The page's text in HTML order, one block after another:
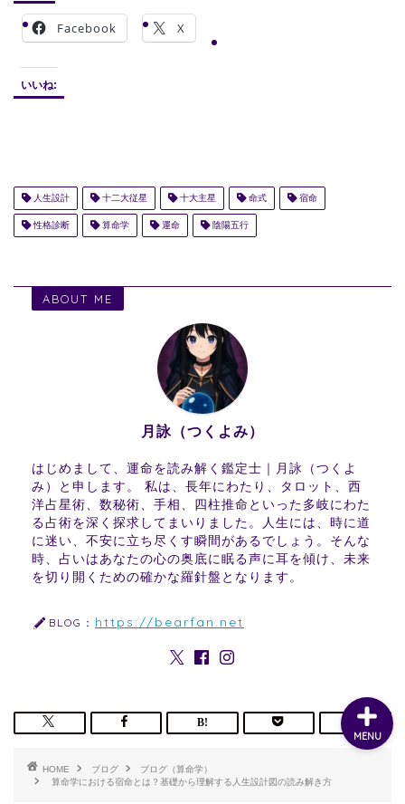
Facebook X
いいね:
人生設計 十二大従星 十大主星 命式 宿命
性格診断 算命学 運命 陰陽五行
ABOUT ME
月詠（つくよみ）
はじめまして、運命を読み解く鑑定士｜月詠（つくよ
み）と申します。 私は、長年にわたり、タロット、西
洋占星術、数秘術、手相、四柱推命といった多岐にわた
る占術を深く探求してまいりました。人生には、時に道
に迷い、不安に立ち尽くす瞬間があるでしょう。そんな
時、占いはあなたの心の奥底に眠る声に耳を傾け、未来
を切り開くための確かな羅針盤となります。
BLOG： https://bearfan.net
HOME ブログ
ブログ（算命学）
算命学における宿命とは？基礎から理解する人生設計図の読み解き方
MENU